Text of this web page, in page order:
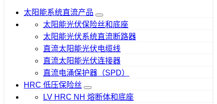
太阳能系统直流产品
太阳能光伏保险丝和底座
太阳能光伏系统直流断路器
直流太阳能光伏电缆线
直流太阳能光伏连接器
直流电涌保护器（SPD）
HRC 低压保险丝
LV HRC NH 熔断体和底座